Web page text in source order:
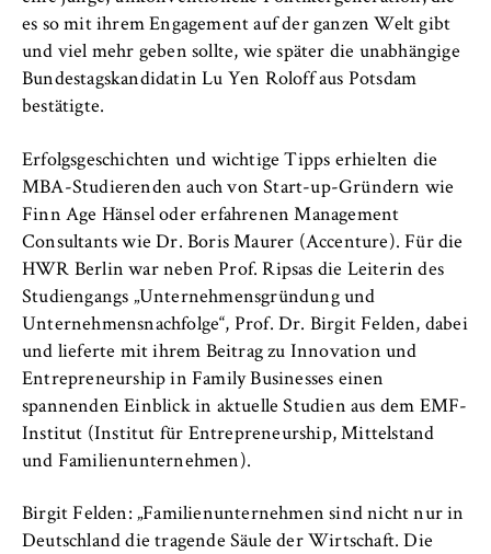
es so mit ihrem Engagement auf der ganzen Welt gibt
und viel mehr geben sollte, wie später die unabhängige
Bundestagskandidatin Lu Yen Roloff aus Potsdam
bestätigte.
Erfolgsgeschichten und wichtige Tipps erhielten die
MBA-Studierenden auch von Start-up-Gründern wie
Finn Age Hänsel oder erfahrenen Management
Consultants wie Dr. Boris Maurer (Accenture). Für die
HWR Berlin war neben Prof. Ripsas die Leiterin des
Studiengangs „Unternehmensgründung und
Unternehmensnachfolge“, Prof. Dr. Birgit Felden, dabei
und lieferte mit ihrem Beitrag zu Innovation und
Entrepreneurship in Family Businesses einen
spannenden Einblick in aktuelle Studien aus dem EMF-
Institut (Institut für Entrepreneurship, Mittelstand
und Familienunternehmen).
Birgit Felden: „Familienunternehmen sind nicht nur in
Deutschland die tragende Säule der Wirtschaft. Die
VISITOR_INFO1_LIVE, YSC, yt-remote-
connected-devices
Anbieter:
Google Ireland Limited
Zweck:
Erlaubt das Anzeigen und Abspielen von
eingebetteten YouTube-Videos, wobei Daten
an Google übertragen und Cookies gesetzt
werden.
Cookie Laufzeit:
bis zu 2 Jahre
STATISTIK
Matomo
Name:
_pk_id, _pk_ses, _pk_ref